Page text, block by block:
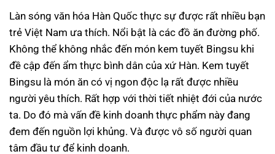
Làn sóng văn hóa Hàn Quốc thực sự được rất nhiều bạn
trẻ Việt Nam ưa thích. Nổi bật là các đồ ăn đường phố.
Không thể không nhắc đến món kem tuyết Bingsu khi
đề cập đến ẩm thực bình dân của xứ Hàn. Kem tuyết
Bingsu là món ăn có vị ngon độc lạ rất được nhiều
người yêu thích. Rất hợp với thời tiết nhiệt đới của nước
ta. Do đó mà vấn đề kinh doanh thực phẩm này đang
đem đến nguồn lợi khủng. Và được vô số người quan
tâm đầu tư để kinh doanh.